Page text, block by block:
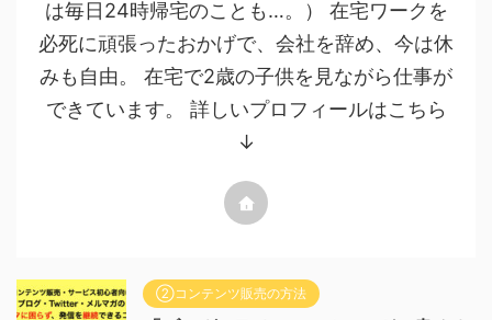
は毎日24時帰宅のことも…。） 在宅ワークを
必死に頑張ったおかげで、会社を辞め、今は休
みも自由。 在宅で2歳の子供を見ながら仕事が
できています。 詳しいプロフィールはこちら
↓
②コンテンツ販売の方法